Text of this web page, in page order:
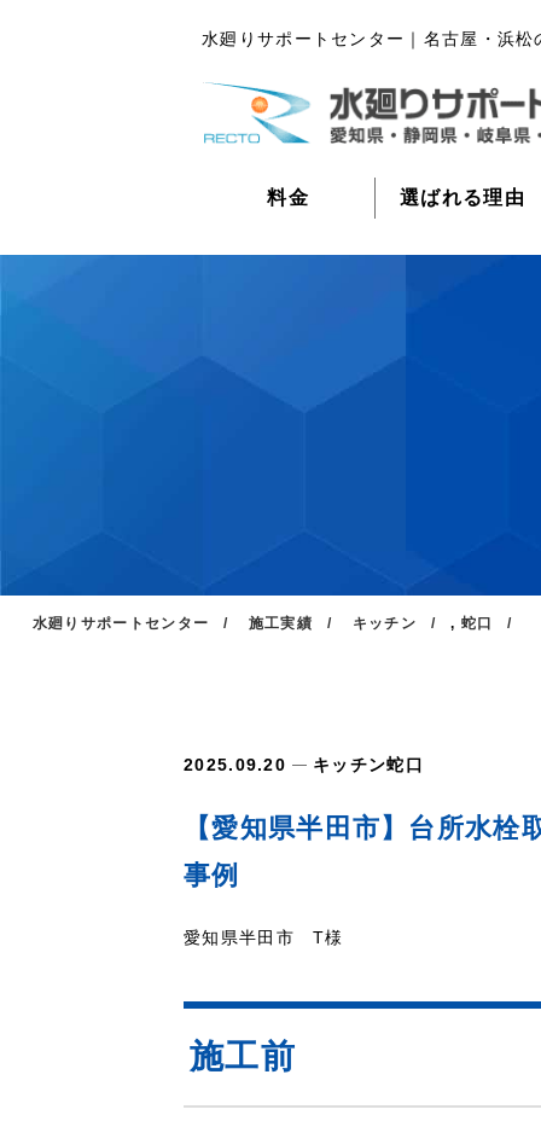
水廻りサポートセンター｜名古屋・浜
料金 選ばれる理由
水廻りサポートセンター 施工実績 キッチン , 蛇口
2025.09.20 キッチン蛇口
【愛知県半田市】台所水
事例
愛知県半田市 T様
施工前